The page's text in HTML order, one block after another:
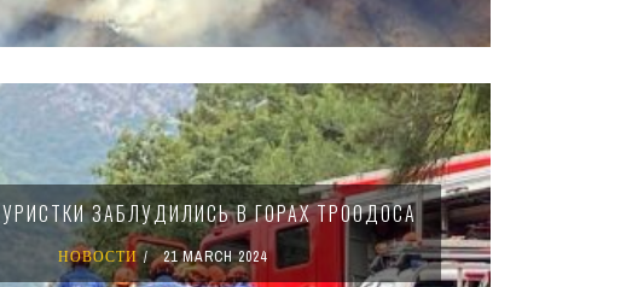
ЗАБЛУДИЛИСЬ В ГОРАХ ТРООДОСА
НОВОСТИ 21 MARCH 2024